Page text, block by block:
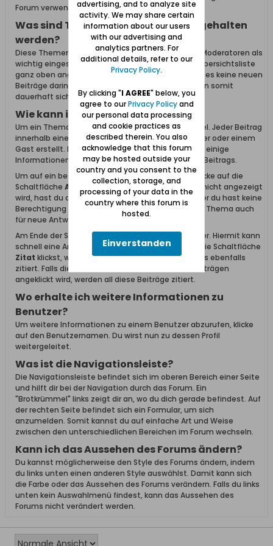
Forum verwendet.
Was sind Themen, welche oben festgehalten
werden?
Diese Themen wurden von Administratoren oder Moderatoren als
wichtig eingestuft. Diese Themen werden in der Übersichtsliste
ganz oben angezeigt und bleiben auch dort wenn es keine neuen
Beiträge darin gibt. Wichtige Informationen bleiben somit
dauerhaft sichtbar und zugänglich.
Wie kann ich Themen lesen?
Um ein Thema zu lesen, klicke einfach auf den Titel. Jeder Beitrag
innerhalb eines Themas wurde von einem Benutzer oder einem
Gast erstellt. Links neben dem Beitrag findet man einige
Informationen zum Ersteller des entsprechenden Beitrags.
Um auf ein bestehendes Thema zu antworten, klicke auf die
Schaltfläche Antworten. Falls diese Schaltfläche nicht angezeigt
wird, hast du dich entweder nicht angemeldet oder du hast keine
Berechtigung zum Antworten. Alternativ kann das Thema auch
für neue Antworten geschlossen sein.
Am Ende der Seite befindet sich ein Antwortfenster. Hiermit kann
schnell eine Antwort erstellt werden. Falls du auf die Schaltfläche
Zitat klickst, wird der Inhalt des vorherigen Beitrags ebenfalls
zitiert. Falls die Schaltfläche
in mehreren Beiträgen
angeklickt wird, werden all diese Beiträge zitiert.
Wo erhalte ich weitere Informationen zu
Benutzer?
Um weitere Informationen zu einem Benutzer abzurufen, klicke
auf den Benutzernamen. Du wirst nun zu dessen Profil
weitergeleitet.
Was ist die Navigationsleiste?
Die Navigationsleiste befindet sich im oberen Bereich einer Seite
und hilft dir bei der Navigation durch das Forum. Ein
"Brotkrümmel" links zeigt dir an, wo du dich gerade befindest. Auf
der rechten Seite befindet sich ein Formular, um sich
anzumelden. Somit kannst du auf einfache Art und Weise
zwischen den unterschiedlichen Bereichen im Forum wechseln.
Kann ich das Aussehen des Forums ändern?
Du kannst möglicherweise den Style des Forums ändern, indem
du links unten einen anderen Style auswählst. Damit kann sich
die Farbe oder das Aussehen des Forums verändern. Falls du links
unten kein Auswahlmenü findest, kann das Aussehen des
Forums nicht verändert werden.
advertising, and to analyze site
activity. We may share certain
information about our users
with our advertising and
analytics partners. For
additional details, refer to our
Privacy Policy.
By clicking "I AGREE" below, you
agree to ourPrivacy Policyand
our personal data processing
and cookie practices as
described therein. You also
acknowledge that this forum
may be hosted outside your
country and you consent to the
collection, storage, and
processing of your data in the
country where this forum is
hosted.
Einverstanden